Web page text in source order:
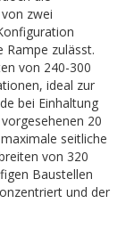
zwei
Rampe zulässt.
von 240-300
ideal zur
bei Einhaltung
20
seitliche
von 320
Baustellen
und der